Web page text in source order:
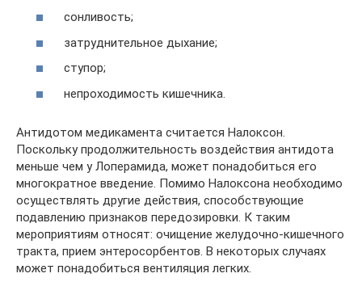
сонливость;
затруднительное дыхание;
ступор;
непроходимость кишечника.
Антидотом медикамента считается Налоксон.
Поскольку продолжительность воздействия антидота
меньше чем у Лоперамида, может понадобиться его
многократное введение. Помимо Налоксона необходимо
осуществлять другие действия, способствующие
подавлению признаков передозировки. К таким
мероприятиям относят: очищение желудочно-кишечного
тракта, прием энтеросорбентов. В некоторых случаях
может понадобиться вентиляция легких.